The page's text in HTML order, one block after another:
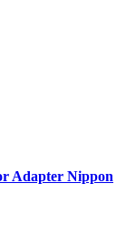
Adapter Nippon